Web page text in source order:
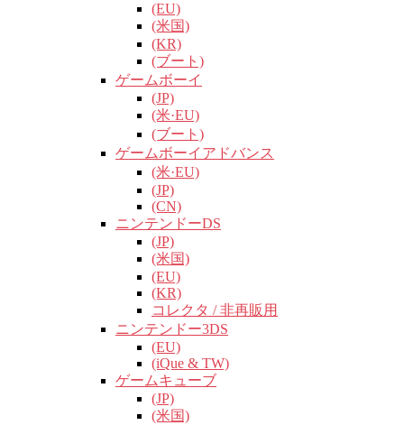
(EU)
(米国)
(KR)
(ブート)
ゲームボーイ
(JP)
(米·EU)
(ブート)
ゲームボーイアドバンス
(米·EU)
(JP)
(CN)
ニンテンドーDS
(JP)
(米国)
(EU)
(KR)
コレクタ / 非再販用
ニンテンドー3DS
(EU)
(iQue & TW)
ゲームキューブ
(JP)
(米国)